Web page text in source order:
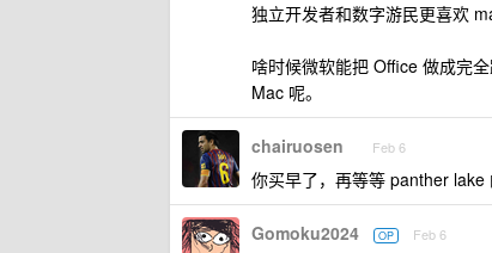
独立开发者和数字游民更喜欢
啥时候微软能把 Office 做成完
Mac 呢。
chairuosen Feb 6
你买早了，再等等 panther
Gomoku2024 OP Feb 6